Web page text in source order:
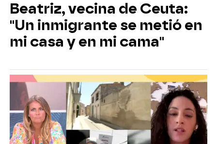
Beatriz, vecina de Ceuta:
"Un inmigrante se metió en
mi casa y en mi cama"